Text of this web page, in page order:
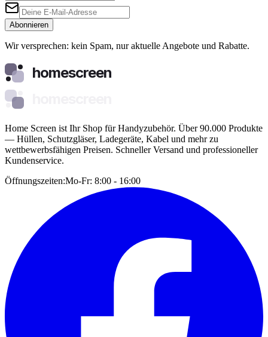
Abonnieren
Wir versprechen: kein Spam, nur aktuelle Angebote und Rabatte.
homescreen
Home Screen ist Ihr Shop für Handyzubehör. Über 90.000 Produkte
— Hüllen, Schutzgläser, Ladegeräte, Kabel und mehr zu
wettbewerbsfähigen Preisen. Schneller Versand und professioneller
Kundenservice.
Öffnungszeiten:Mo-Fr: 8:00 - 16:00